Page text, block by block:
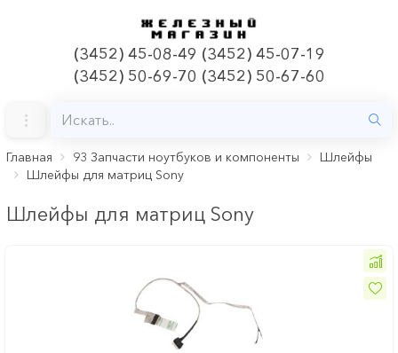
(3452) 45-08-49 (3452) 45-07-19
(3452) 50-69-70 (3452) 50-67-60
Главная 93 Запчасти ноутбуков и компоненты
Шлейфы
Шлейфы для матриц Sony
Шлейфы для матриц Sony